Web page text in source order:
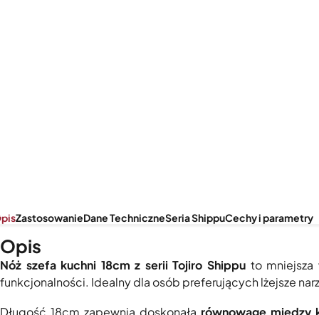
ZastosowanieDane TechniczneSeria ShippuCechy i parametry
Opis
Nóż szefa kuchni 18cm z serii Tojiro Shippu to mniejsza
funkcjonalności. Idealny dla osób preferujących lżejsze
Długość 18cm zapewnia doskonałą równowagę między